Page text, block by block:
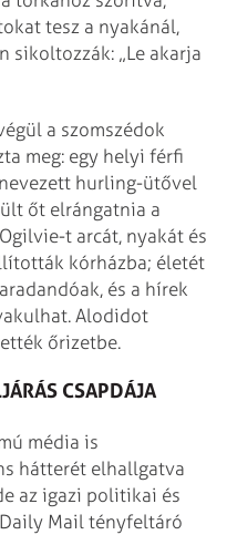
tesz a nyakánál,
sikoltozzák: „Le akarja
a szomszédok
meg: egy helyi férfi
hurling-ütővel
őt elrángatnia a
t arcát, nyakát és
kórházba; életét
és a hírek
Alodidot
őrizetbe.
CSAPDÁJA
média is
hátterét elhallgatva
az igazi politikai és
Mail tényfeltáró